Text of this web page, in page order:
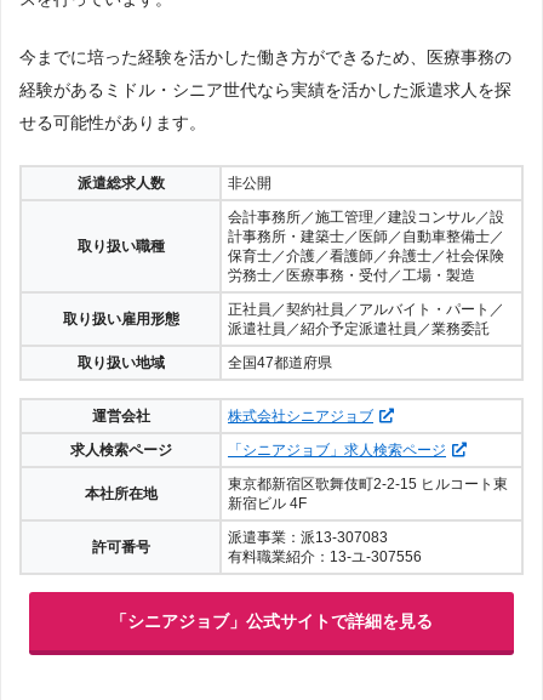
今までに培った経験を活かした働き方ができるため、医療事務の
経験があるミドル・シニア世代なら実績を活かした派遣求人を探
せる可能性があります。
派遣総求人数 非公開
取り扱い職種
会計事務所／施工管理／建設コンサル／設
計事務所・建築士／医師／自動車整備士／
保育士／介護／看護師／弁護士／社会保険
労務士／医療事務・受付／工場・製造
取り扱い雇用形態
正社員／契約社員／アルバイト・パート／
派遣社員／紹介予定派遣社員／業務委託
取り扱い地域
全国47都道府県
運営会社
株式会社シニアジョブ
求人検索ページ
「シニアジョブ」求人検索ページ
本社所在地
東京都新宿区歌舞伎町2-2-15 ヒルコート東
新宿ビル 4F
許可番号
派遣事業：派13-307083
有料職業紹介：13-ユ-307556
「シニアジョブ」公式サイトで詳細を見る